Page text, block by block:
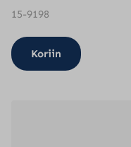
15-9198
Koriin